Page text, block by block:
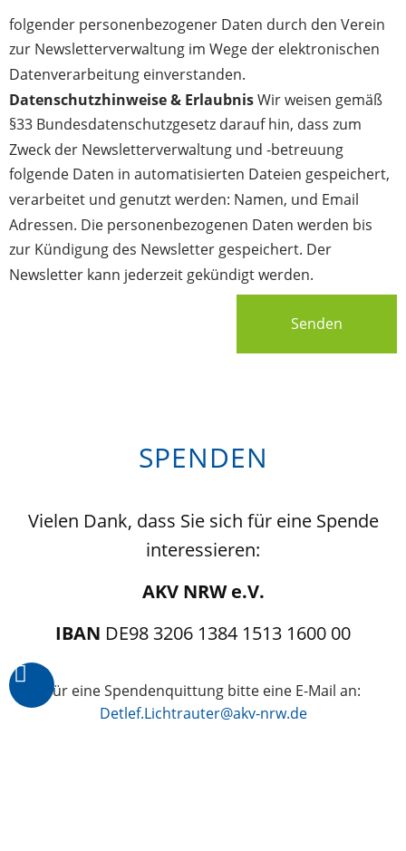
folgender personenbezogener Daten durch den Verein
zur Newsletterverwaltung im Wege der elektronischen
Datenverarbeitung einverstanden.
Datenschutzhinweise & ErlaubnisWir weisen gemäß
§33 Bundesdatenschutzgesetz darauf hin, dass zum
Zweck der Newsletterverwaltung und -betreuung
folgende Daten in automatisierten Dateien gespeichert,
verarbeitet und genutzt werden: Namen, und Email
Adressen. Die personenbezogenen Daten werden bis
zur Kündigung des Newsletter gespeichert. Der
Newsletter kann jederzeit gekündigt werden.
Senden
SPENDEN
Vielen Dank, dass Sie sich für eine Spende
interessieren:
AKV NRW e.V.
IBAN DE98 3206 1384 1513 1600 00
Für eine Spendenquittung bitte eine E-Mail an:
Detlef.Lichtrauter@akv-nrw.de